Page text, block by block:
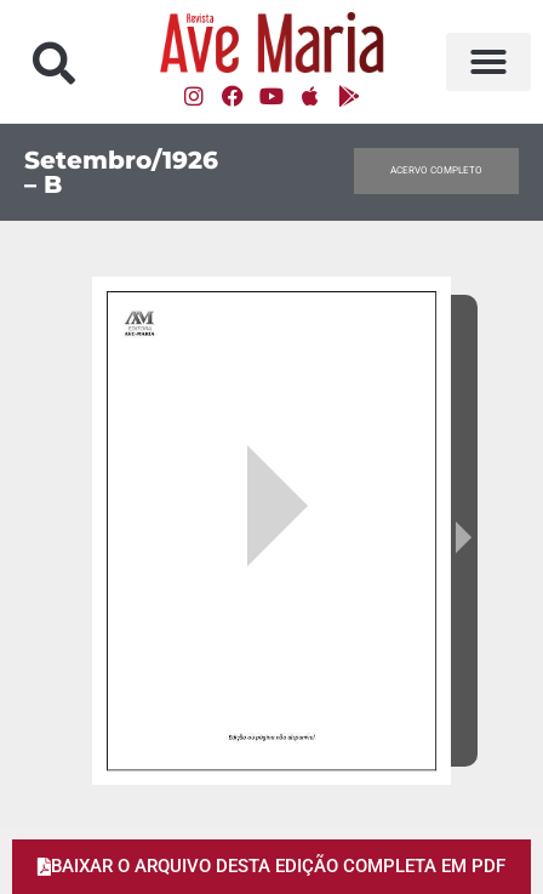
Setembro/1926
– B
ACERVO COMPLETO
BAIXAR O ARQUIVO DESTA EDIÇÃO COMPLETA EM PDF